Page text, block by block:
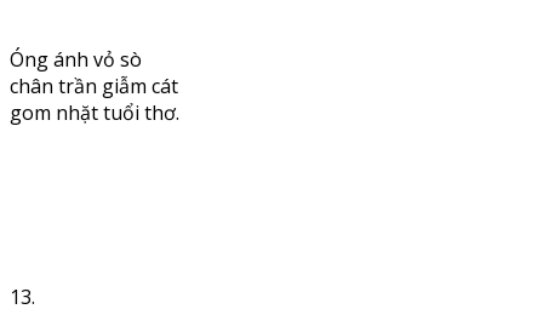
Óng ánh vỏ sò
chân trần giẫm cát
gom nhặt tuổi thơ.
13.